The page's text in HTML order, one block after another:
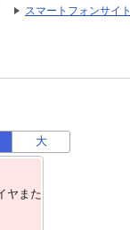
スマートフォンサイト
大
ヤまた